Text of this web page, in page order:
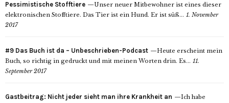
Pessimistische Stofftiere
Unser neuer Mitbewohner ist eines dieser
elektronischen Stofftiere. Das Tier ist ein Hund. Er ist süß... 1. November
2017
#9 Das Buch ist da – Unbeschrieben-Podcast
Heute erscheint mein
Buch, so richtig in gedruckt und mit meinen Worten drin. Es... 11.
September 2017
Gastbeitrag: Nicht jeder sieht man ihre Krankheit an
Ich habe